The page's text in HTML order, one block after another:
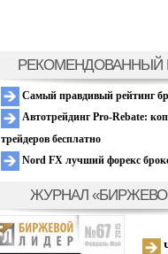
РЕКОМЕНДОВАННЫЙ
Самый правдивый рейтинг
Автотрейдинг Pro-Rebate:
трейдеров бесплатно
Nord FX лучший форекс
ЖУРНАЛ